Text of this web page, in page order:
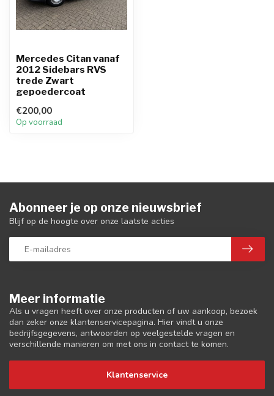
Mercedes Citan vanaf
2012 Sidebars RVS
trede Zwart
gepoedercoat
€200,00
Op voorraad
Meer informatie
Als u vragen heeft over onze producten of uw aankoop, bezoek
dan zeker onze klantenservicepagina. Hier vindt u onze
bedrijfsgegevens, antwoorden op veelgestelde vragen en
verschillende manieren om met ons in contact te komen.
Klantenservice
Abonneer je op onze nieuwsbrief
Blijf op de hoogte over onze laatste acties